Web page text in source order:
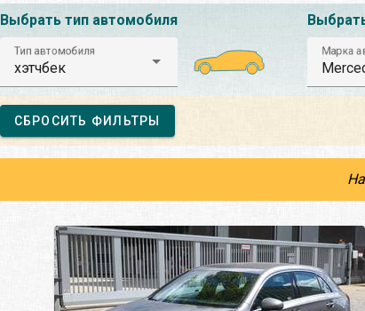
Выбрать тип автомобиля
Тип автомобиля
хэтчбек
Марка
СБРОСИТЬ ФИЛЬТРЫ